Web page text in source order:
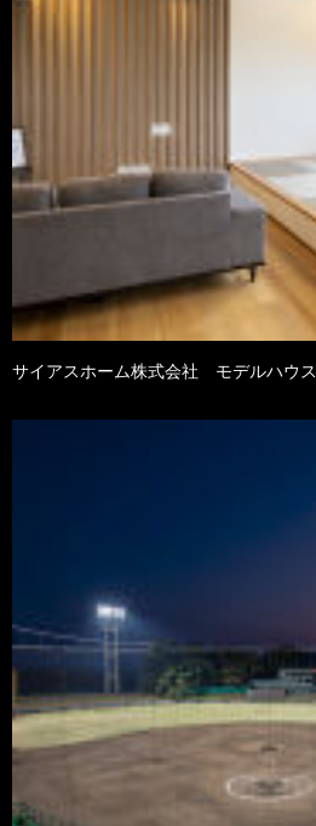
サイアスホーム株式会社 モデルハウス